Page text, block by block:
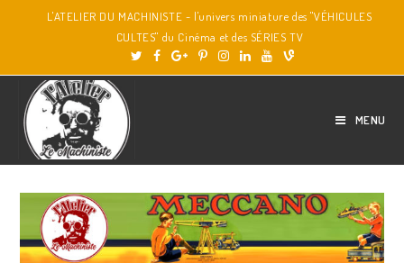
L'ATELIER DU MACHINISTE - l'univers miniature des "VÉHICULES
CULTES" du Cinéma et des SÉRIES TV
MENU